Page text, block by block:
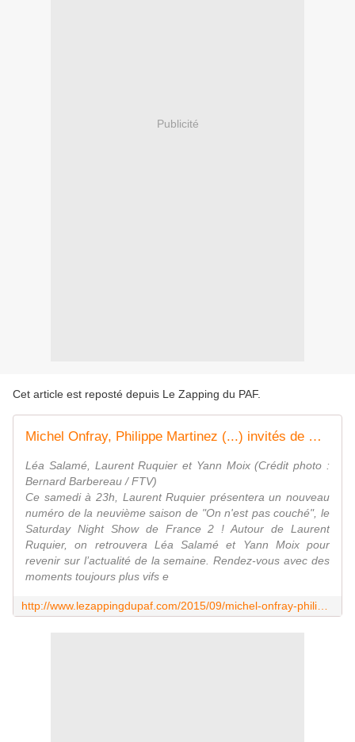
Publicité
Cet article est reposté depuis Le Zapping du PAF.
Michel Onfray, Philippe Martinez (...) invités de On n'est pas couché ce soir sur France 2
Léa Salamé, Laurent Ruquier et Yann Moix (Crédit photo :
Bernard Barbereau / FTV)
Ce samedi à 23h, Laurent Ruquier présentera un nouveau
numéro de la neuvième saison de "On n'est pas couché", le
Saturday Night Show de France 2 ! Autour de Laurent
Ruquier, on retrouvera Léa Salamé et Yann Moix pour
revenir sur l’actualité de la semaine. Rendez-vous avec des
moments toujours plus vifs e